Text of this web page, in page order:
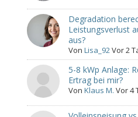
Degradation
Leistungsverlust
aus?
VonLisa_92Vor 2
5-8 kWp Anlage:
Ertrag bei mir?
VonKlaus M. Vor 4